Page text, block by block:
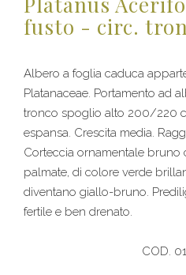
fusto - circ.
Albero a foglia caduca
Platanaceae. Portamento ad
tronco spoglio alto 200/220
espansa. Crescita media.
Corteccia ornamentale bruno
palmate, di colore verde
diventano giallo-bruno.
fertile e ben drenato.
COD.